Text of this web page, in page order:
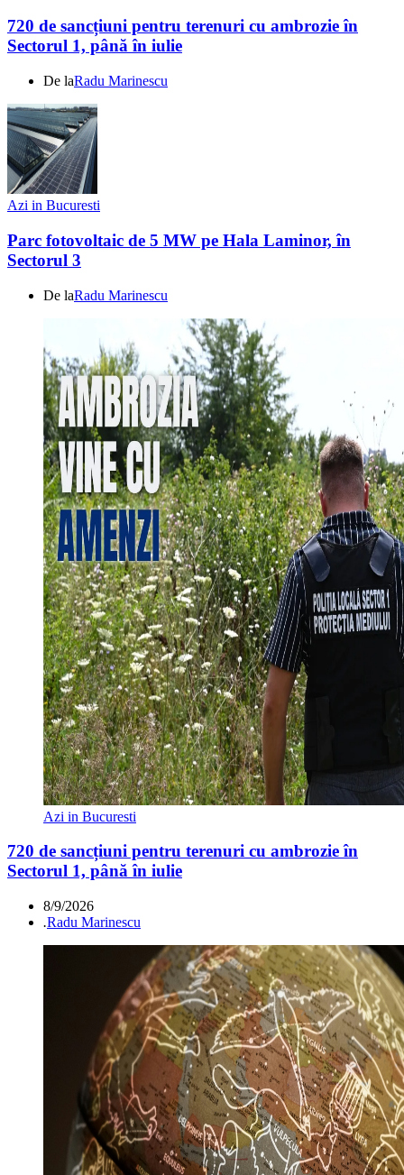
720 de sancțiuni pentru terenuri cu ambrozie în
Sectorul 1, până în iulie
De laRadu Marinescu
Azi in Bucuresti
Parc fotovoltaic de 5 MW pe Hala Laminor, în
Sectorul 3
De laRadu Marinescu
Azi in Bucuresti
720 de sancțiuni pentru terenuri cu ambrozie în
Sectorul 1, până în iulie
8/9/2026
.Radu Marinescu